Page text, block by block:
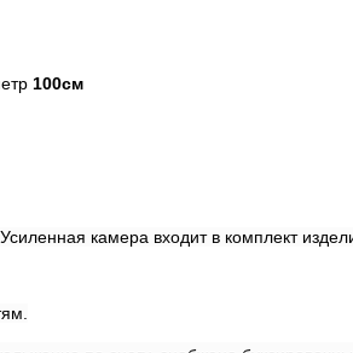
100см
камера входит в комплект